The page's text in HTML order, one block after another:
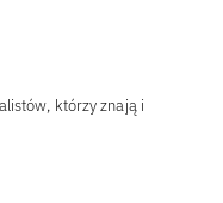
którzy znają i